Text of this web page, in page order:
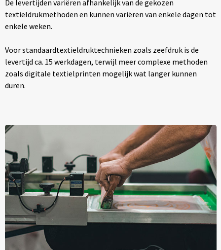
De levertijden variëren afhankelijk van de gekozen
textieldrukmethoden en kunnen variëren van enkele dagen tot
enkele weken.
Voor standaardtextieldruktechnieken zoals zeefdruk is de
levertijd ca. 15 werkdagen, terwijl meer complexe methoden
zoals digitale textielprinten mogelijk wat langer kunnen
duren.